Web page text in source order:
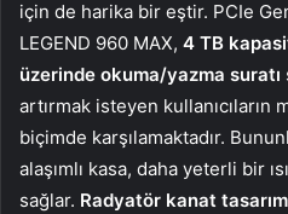
için de harika bir eştir. PCIe
LEGEND 960 MAX, 4 TB
üzerinde okuma/yazma suratı
artırmak isteyen kullanıcıların
biçimde karşılamaktadır.
alaşımlı kasa, daha yeterli bir
sağlar. Radyatör kanat